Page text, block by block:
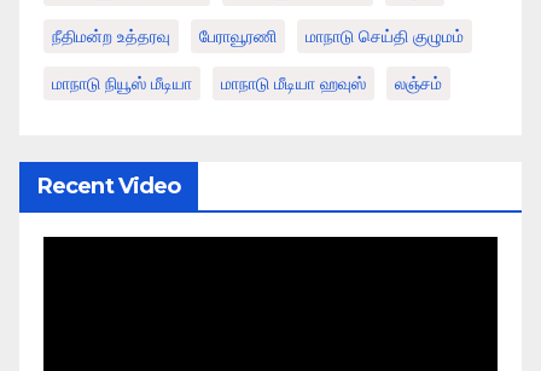
நீதிமன்ற உத்தரவு பேராவூரணி மாநாடு செய்தி குழுமம்
மாநாடு நியூஸ் மீடியா மாநாடு மீடியா ஹவுஸ் லஞ்சம்
Recent Video